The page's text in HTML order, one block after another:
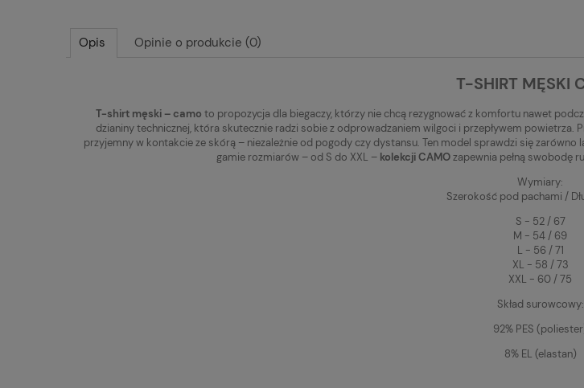
Opis Opinie o produkcie (0)
T-SHIRT MĘSKI
T-shirt męski – camo to propozycja dla biegaczy, którzy nie chcą rezygnować z komfortu nawet
dzianiny technicznej, która skutecznie radzi sobie z odprowadzaniem wilgoci i przepływem powietrza.
przyjemny w kontakcie ze skórą – niezależnie od pogody czy dystansu. Ten model sprawdzi się
gamie rozmiarów – od S do XXL – kolekcji CAMOzapewnia pełną swobodę
Wymiary:
Szerokość pod pachami /
S - 52 / 67
M - 54 / 69
L - 56 / 71
XL - 58 / 73
XXL - 60 / 75
Skład surowcowy:
92% PES
8% EL (elastan)